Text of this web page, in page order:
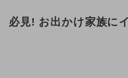
必見! お出かけ家族に